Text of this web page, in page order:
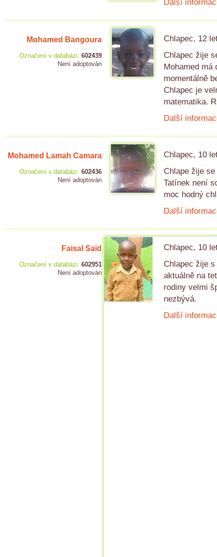
Další
Mohamed Bangoura
Označení v databázi: 602439
Není adoptován
Chlapec, 12
Chlapec žije
Mohamed
momentálně
Chlapec je
matematika.
Další
Mohamed Lamah Camara
Označení v databázi: 602436
Není adoptován
Chlapec, 10
Chlape žije
Tatínek není
moc hodný
Další
Faisal Said
Označení v databázi: 602951
Není adoptován
Chlapec, 10
Chlapec žije
aktuálně na
rodiny velmi
nezbývá.
Další